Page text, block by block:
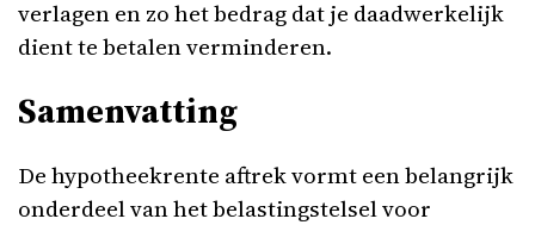
verlagen en zo het bedrag dat je daadwerkelijk
dient te betalen verminderen.
Samenvatting
De hypotheekrente aftrek vormt een belangrijk
onderdeel van het belastingstelsel voor